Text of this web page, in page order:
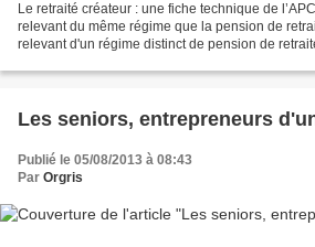
Le retraité créateur : une fiche technique de
relevant du même régime que la pension de
relevant d'un régime distinct de pension de
Les seniors, entrepreneurs
Publié le 05/08/2013 à 08:43
Par Orgris